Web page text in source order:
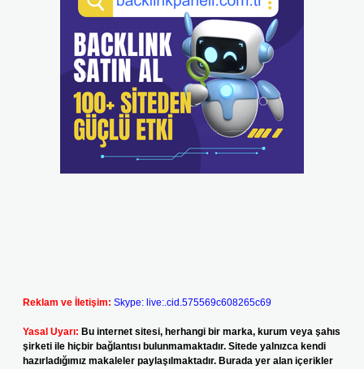
Reklam ve İletişim: Skype: live:.cid.575569c608265c69
Yasal Uyarı: Bu internet sitesi, herhangi bir marka, kurum veya şahıs
şirketi ile hiçbir bağlantısı bulunmamaktadır. Sitede yalnızca kendi
hazırladığımız makaleler paylaşılmaktadır. Burada yer alan içerikler